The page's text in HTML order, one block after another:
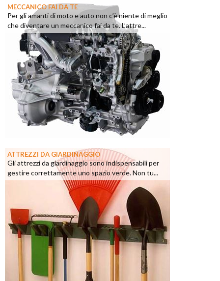
MECCANICO FAI DA TE
Per gli amanti di moto e auto non c’è niente di meglio
che diventare un meccanico fai da te. L’attre...
ATTREZZI DA GIARDINAGGIO
Gli attrezzi da giardinaggio sono indispensabili per
gestire correttamente uno spazio verde. Non tu...